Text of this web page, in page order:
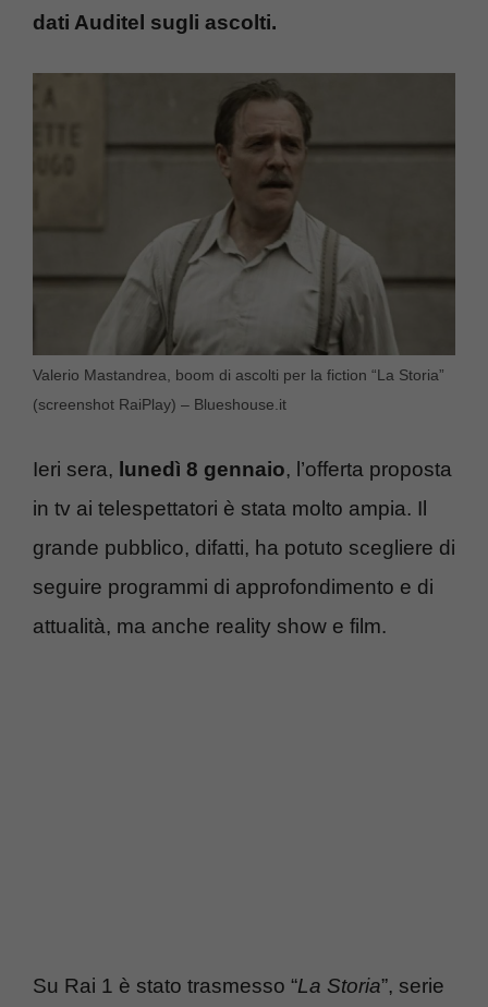
dati Auditel sugli ascolti.
Valerio Mastandrea, boom di ascolti per la fiction “La Storia”
(screenshot RaiPlay) – Blueshouse.it
Ieri sera, lunedì 8 gennaio, l’offerta proposta
in tv ai telespettatori è stata molto ampia. Il
grande pubblico, difatti, ha potuto scegliere di
seguire programmi di approfondimento e di
attualità, ma anche reality show e film.
Su Rai 1 è stato trasmesso “La Storia”, serie